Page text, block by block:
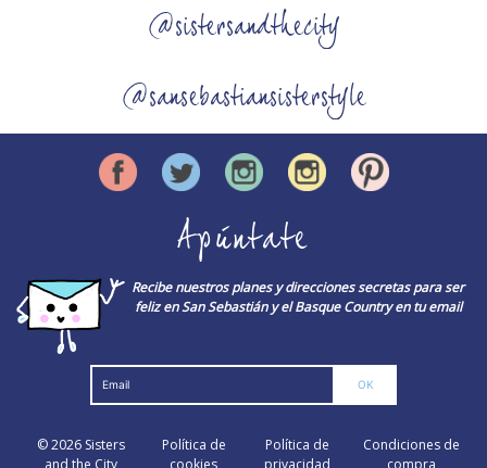
@sistersandthecity
@sansebastiansisterstyle
Apúntate
Recibe nuestros planes y direcciones secretas para ser
feliz en San Sebastián y el Basque Country en tu email
© 2026 Sisters
and the City
Política de
cookies
Política de
privacidad
Condiciones de
compra